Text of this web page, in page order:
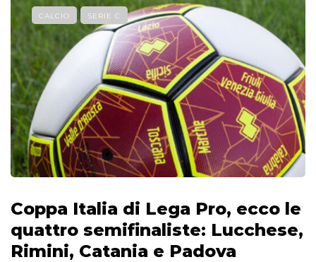
CALCIO SERIE C
Coppa Italia di Lega Pro, ecco le
quattro semifinaliste: Lucchese,
Rimini, Catania e Padova